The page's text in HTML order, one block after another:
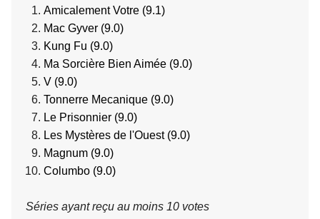
Amicalement Votre (9.1)
Mac Gyver (9.0)
Kung Fu (9.0)
Ma Sorcière Bien Aimée (9.0)
V (9.0)
Tonnerre Mecanique (9.0)
Le Prisonnier (9.0)
Les Mystères de l'Ouest (9.0)
Magnum (9.0)
Columbo (9.0)
Séries ayant reçu au moins 10 votes